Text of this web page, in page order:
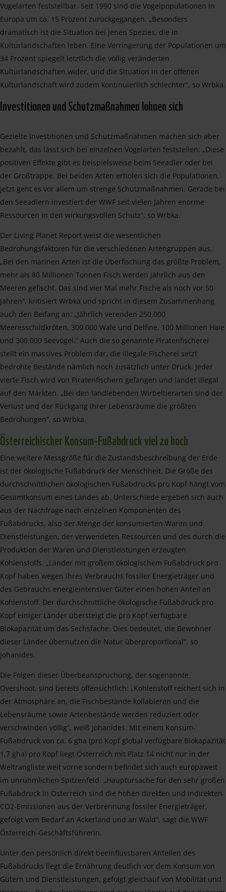
Vogelarten feststellbar. Seit 1990 sind die Vogelpopulationen in
Europa um ca. 15 Prozent zurückgegangen. „Besonders
dramatisch ist die Situation bei jenen Spezies, die in
Kulturlandschaften leben. Eine Verringerung der Populationen um
34 Prozent spiegelt letztlich die völlig veränderten
Kulturlandschaften wider, und die Situation in der offenen
Kulturlandschaft wird zudem kontinuierlich schlechter“, so Wrbka.
Investitionen und Schutzmaßnahmen lohnen sich
Gezielte Investitionen und Schutzmaßnahmen machen sich aber
bezahlt, das lässt sich bei einzelnen Vogelarten feststellen: „Diese
positiven Effekte gibt es beispielsweise beim Seeadler oder bei
der Großtrappe. Bei beiden Arten erholen sich die Populationen,
jetzt geht es vor allem um strenge Schutzmaßnahmen. Gerade bei
den Seeadlern investiert der WWF seit vielen Jahren enorme
Ressourcen in den wirkungsvollen Schutz“, so Wrbka.
Der Living Planet Report weist die wesentlichen
Bedrohungsfaktoren für die verschiedenen Artengruppen aus.
„Bei den marinen Arten ist die Überfischung das größte Problem,
mehr als 80 Millionen Tonnen Fisch werden jährlich aus den
Meeren gefischt. Das sind vier Mal mehr Fische als noch vor 50
Jahren“, kritisiert Wrbka und spricht in diesem Zusammenhang
auch den Beifang an: „Jährlich verenden 250.000
Meeresschildkröten, 300.000 Wale und Delfine, 100 Millionen Haie
und 300.000 Seevögel.“ Auch die so genannte Piratenfischerei
stellt ein massives Problem dar, die illegale Fischerei setzt
bedrohte Bestände nämlich noch zusätzlich unter Druck. Jeder
vierte Fisch wird von Piratenfischern gefangen und landet illegal
auf den Märkten. „Bei den landlebenden Wirbeltierarten sind der
Verlust und der Rückgang ihrer Lebensräume die größten
Bedrohungen“, so Wrbka.
Österreichischer Konsum-Fußabdruck viel zu hoch
Eine weitere Messgröße für die Zustandsbeschreibung der Erde
ist der ökologische Fußabdruck der Menschheit. Die Größe des
durchschnittlichen ökologischen Fußabdrucks pro Kopf hängt vom
Gesamtkonsum eines Landes ab. Unterschiede ergeben sich auch
aus der Nachfrage nach einzelnen Komponenten des
Fußabdrucks, also der Menge der konsumierten Waren und
Dienstleistungen, der verwendeten Ressourcen und des durch die
Produktion der Waren und Dienstleistungen erzeugten
Kohlenstoffs. „Länder mit großem ökologischem Fußabdruck pro
Kopf haben wegen ihres Verbrauchs fossiler Energieträger und
des Gebrauchs energieintensiver Güter einen hohen Anteil an
Kohlenstoff. Der durchschnittliche ökologische Fußabdruck pro
Kopf einiger Länder übersteigt die pro Kopf verfügbare
Biokapazität um das Sechsfache. Dies bedeutet, die Bewohner
dieser Länder übernutzen die Natur überproportional“, so
Johanides.
Die Folgen dieser Überbeanspruchung, der sogenannte
Overshoot, sind bereits offensichtlich: „Kohlenstoff reichert sich in
der Atmosphäre an, die Fischbestände kollabieren und die
Lebensräume sowie Artenbestände werden reduziert oder
verschwinden völlig“, weiß Johanides. Mit einem Konsum-
Fußabdruck von ca. 6 gha (pro Kopf global verfügbare Biokapazität
1,7 gha) pro Kopf liegt Österreich mit Platz 14 nicht nur in der
Weltrangliste weit vorne sondern befindet sich auch europaweit
im unrühmlichen Spitzenfeld. „Hauptursache für den sehr großen
Fußabdruck in Österreich sind die hohen direkten und indirekten
CO2-Emissionen aus der Verbrennung fossiler Energieträger,
gefolgt vom Bedarf an Ackerland und an Wald“, sagt die WWF
Österreich-Geschäftsführerin.
Unter den persönlich direkt beeinflussbaren Anteilen des
Fußabdrucks liegt die Ernährung deutlich vor dem Konsum von
Gütern und Dienstleistungen, gefolgt gleichauf von Mobilität und